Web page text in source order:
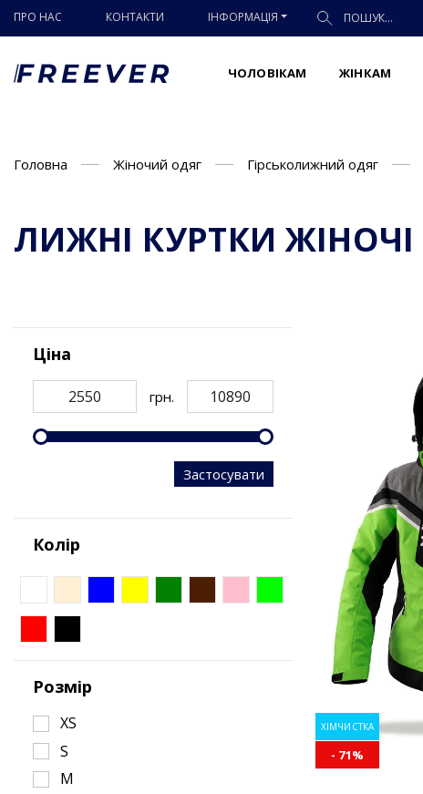
ПРО НАС КОНТАКТИ ІНФОРМАЦІЯ
ЧОЛОВІКАМ ЖІНКАМ
Головна Жіночий одяг Гірськолижний одяг
ЛИЖНІ КУРТКИ ЖІНОЧІ
Ціна
грн.
Застосувати
Колір
Розмір
XS
S
M
- 71%
ХІМЧИСТКА